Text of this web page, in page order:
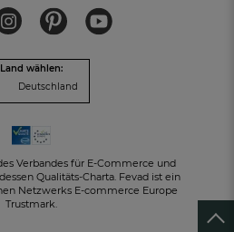
zu jeder Bestellung
Land wählen:
Deutschland
Verbandes für E-Commerce und
Qualitäts-Charta. Fevad ist ein
Netzwerks E-commerce Europe
Trustmark.